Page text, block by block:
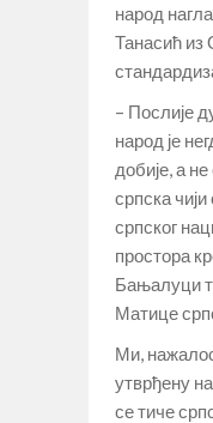
народ
Танасић из
– Послије
народ је
добије, а
српска
српског
простора
Бањалуци
Матице
Ми,
утврђену
се тиче